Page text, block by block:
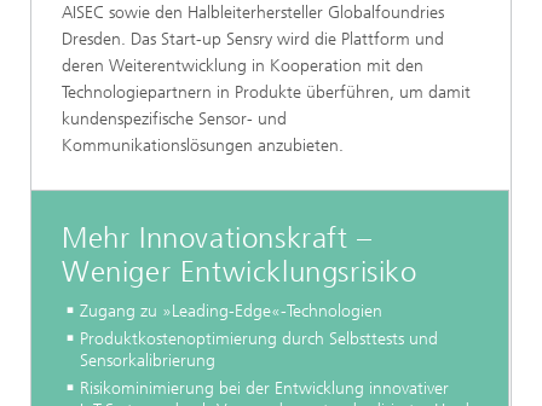
AISEC sowie den Halbleiterhersteller Globalfoundries
Dresden. Das Start-up Sensry wird die Plattform und
deren Weiterentwicklung in Kooperation mit den
Technologiepartnern in Produkte überführen, um damit
kundenspezifische Sensor- und
Kommunikationslösungen anzubieten.
Mehr Innovationskraft –
Weniger Entwicklungsrisiko
Zugang zu »Leading-Edge«-Technologien
Produktkostenoptimierung durch Selbsttests und
Sensorkalibrierung
Risikominimierung bei der Entwicklung innovativer